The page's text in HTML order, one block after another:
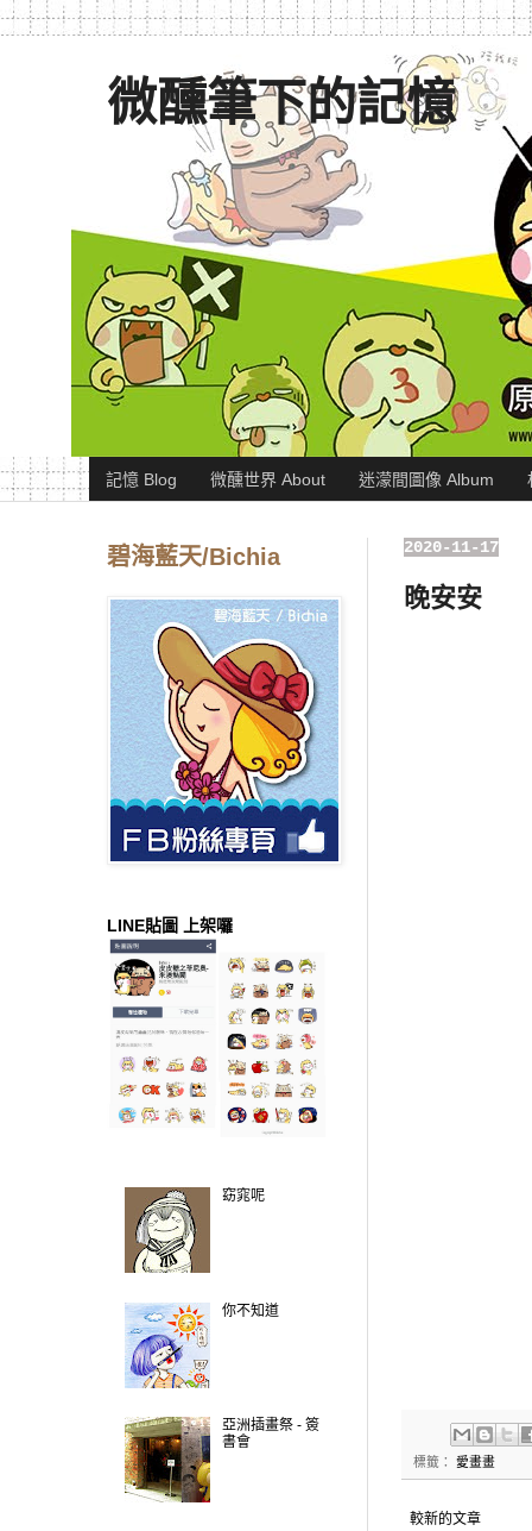
微醺筆下的記憶
記憶 Blog 微醺世界 About 迷濛間圖像 Album
2020-11-17
晚安安
標籤： 愛畫畫
較新的文章
碧海藍天/Bichia
LINE貼圖 上架囉
窈窕呢
你不知道
亞洲插畫祭 - 簽
書會